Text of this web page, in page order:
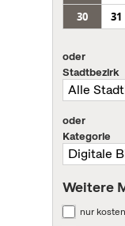
30
31
oder
Stadtbezirk
oder
Kategorie
Weitere
nur